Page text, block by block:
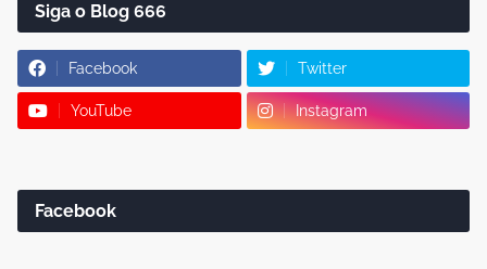
Siga o Blog 666
Facebook Twitter
YouTube Instagram
Facebook